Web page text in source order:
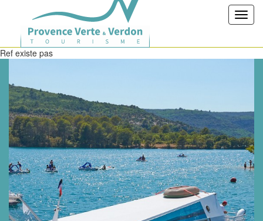
Ref existe pas